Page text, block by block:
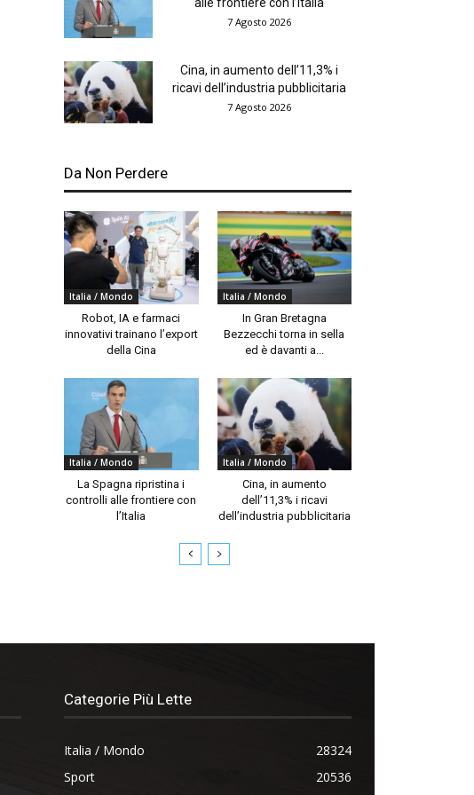
alle frontiere con l’Italia
7 Agosto 2026
Cina, in aumento dell’11,3% i
ricavi dell’industria pubblicitaria
7 Agosto 2026
Da Non Perdere
Italia / Mondo
Robot, IA e farmaci
innovativi trainano l’export
della Cina
Italia / Mondo
In Gran Bretagna
Bezzecchi torna in sella
ed è davanti a...
Italia / Mondo
La Spagna ripristina i
controlli alle frontiere con
l’Italia
Italia / Mondo
Cina, in aumento
dell’11,3% i ricavi
dell’industria pubblicitaria
Categorie Più Lette
Italia / Mondo
28324
Sport
20536